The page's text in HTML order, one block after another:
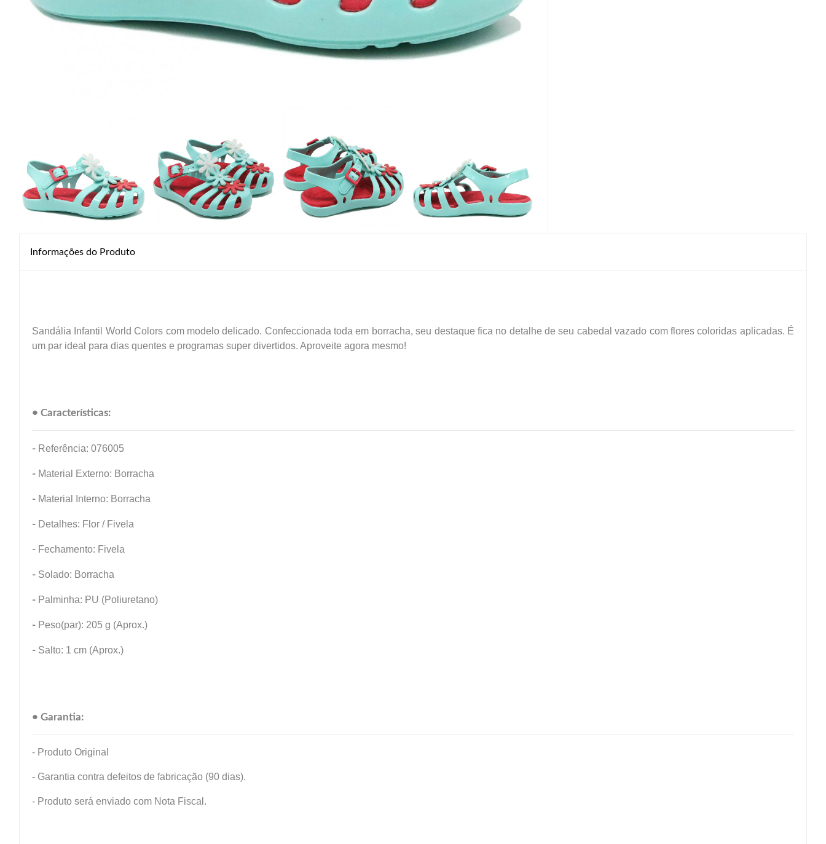
Informações do Produto
Sandália Infantil World Colors com modelo delicado. Confeccionada toda em borracha, seu destaque fica no detalhe de seu cabedal vazado com flores coloridas aplicadas. É
um par ideal para dias quentes e programas super divertidos. Aproveite agora mesmo!
• Características:
- Referência: 076005
- Material Externo: Borracha
- Material Interno: Borracha
- Detalhes: Flor / Fivela
- Fechamento: Fivela
- Solado: Borracha
- Palminha: PU (Poliuretano)
- Peso(par): 205 g (Aprox.)
- Salto: 1 cm (Aprox.)
• Garantia:
- Produto Original
- Garantia contra defeitos de fabricação (90 dias).
- Produto será enviado com Nota Fiscal.